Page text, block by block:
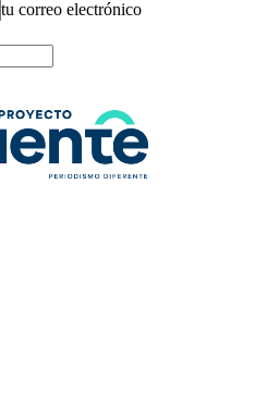
tu correo electrónico